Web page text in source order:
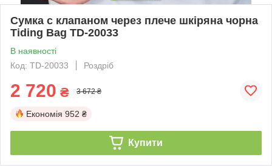
Сумка с клапаном через плече шкіряна чорна
Tiding Bag TD-20033
В наявності
Код: TD-20033
Роздріб
2 720 ₴ 3 672 ₴
Економія 952 ₴
Купити